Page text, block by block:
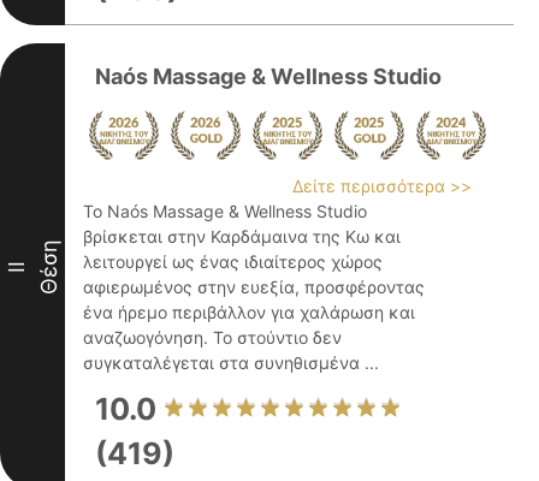
II Θέση
Naós Massage & Wellness Studio
Δείτε περισσότερα >>
Το Naós Massage & Wellness Studio
βρίσκεται στην Καρδάμαινα της Κω και
λειτουργεί ως ένας ιδιαίτερος χώρος
αφιερωμένος στην ευεξία, προσφέροντας
ένα ήρεμο περιβάλλον για χαλάρωση και
αναζωογόνηση. Το στούντιο δεν
συγκαταλέγεται στα συνηθισμένα ...
10.0
(419)